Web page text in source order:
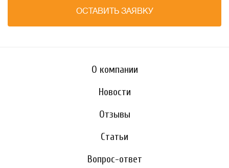
ОСТАВИТЬ ЗАЯВКУ
О компании
Новости
Отзывы
Статьи
Вопрос-ответ